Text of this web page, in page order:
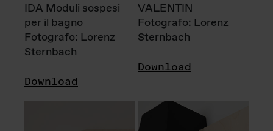
IDA Moduli sospesi
per il bagno
Fotografo: Lorenz
Sternbach
Download
VALENTIN
Fotografo: Lorenz
Sternbach
Download